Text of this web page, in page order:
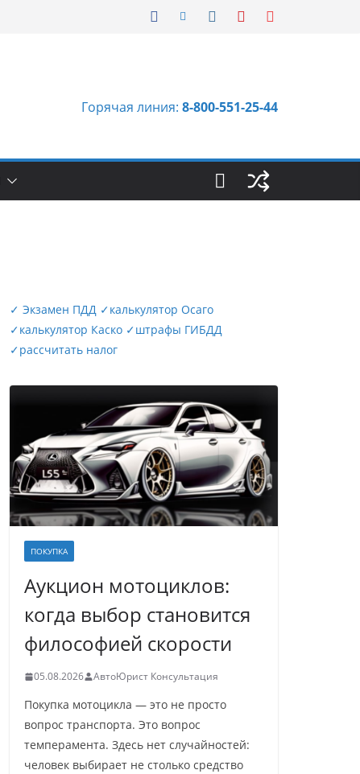
Горячая линия: 8-800-551-25-44
✓ Экзамен ПДД ✓калькулятор Осаго
✓калькулятор Каско ✓штрафы ГИБДД
✓рассчитать налог
ПОКУПКА
Аукцион мотоциклов:
когда выбор становится
философией скорости
05.08.2026 АвтоЮрист Консультация
Покупка мотоцикла — это не просто
вопрос транспорта. Это вопрос
темперамента. Здесь нет случайностей:
человек выбирает не столько средство